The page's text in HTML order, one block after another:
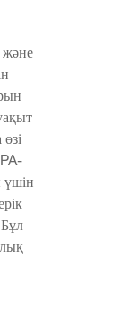
және
үшін